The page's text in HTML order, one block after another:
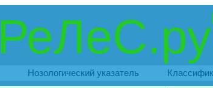
РеЛеС.ру
Нозологический указатель